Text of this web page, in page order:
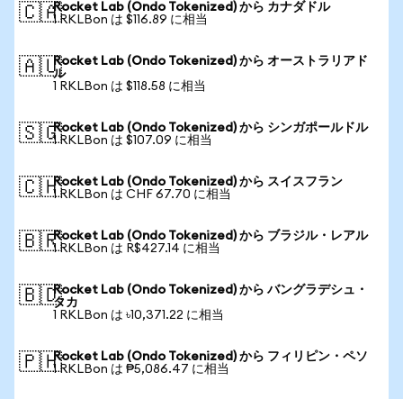
🇨🇦Rocket Lab (Ondo Tokenized) から カナダドル
1 RKLBon は $116.89 に相当
🇦🇺Rocket Lab (Ondo Tokenized) から オーストラリアド
ル
1 RKLBon は $118.58 に相当
🇸🇬Rocket Lab (Ondo Tokenized) から シンガポールドル
1 RKLBon は $107.09 に相当
🇨🇭Rocket Lab (Ondo Tokenized) から スイスフラン
1 RKLBon は CHF 67.70 に相当
🇧🇷Rocket Lab (Ondo Tokenized) から ブラジル・レアル
1 RKLBon は R$427.14 に相当
🇧🇩Rocket Lab (Ondo Tokenized) から バングラデシュ・
タカ
1 RKLBon は ৳10,371.22 に相当
🇵🇭Rocket Lab (Ondo Tokenized) から フィリピン・ペソ
1 RKLBon は ₱5,086.47 に相当